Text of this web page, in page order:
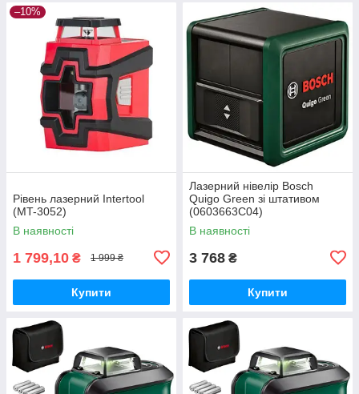
–10%
Рівень лазерний Intertool
(MT-3052)
В наявності
1 799,10 ₴ 1 999 ₴
Купити
Лазерний нівелір Bosch
Quigo Green зі штативом
(0603663C04)
В наявності
3 768 ₴
Купити